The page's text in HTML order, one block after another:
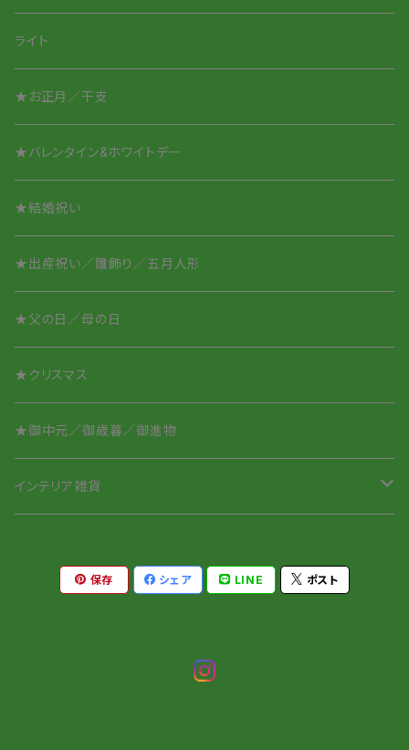
Smile Glass／取って付き
アニマルシリーズ
酒盃／ぐいのみ
オリジナル名入れ
アニマルシリーズ
ライト
★お正月／干支
★バレンタイン&ホワイトデー
★結婚祝い
★出産祝い／雛飾り／五月人形
★父の日／母の日
★クリスマス
★御中元／御歳暮／御進物
インテリア雑貨
針山／ピンクッション
保存 シェア LINE ポスト